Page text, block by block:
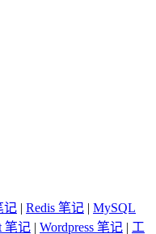
记 | Redis 笔记 | MySQL
笔记 | Wordpress 笔记 | 工